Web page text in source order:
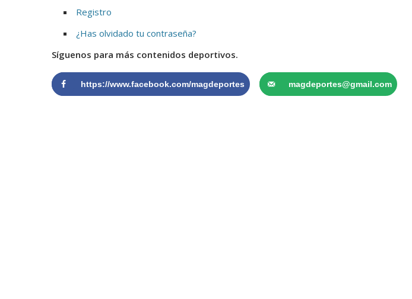
Registro
¿Has olvidado tu contraseña?
Síguenos para más contenidos deportivos.
https://www.facebook.com/magdeportes magdeportes@gmail.com